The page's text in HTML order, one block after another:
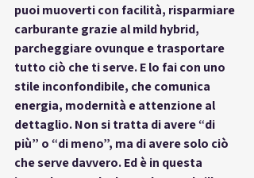
puoi muoverti con facilità, risparmiare
carburante grazie al mild hybrid,
parcheggiare ovunque e trasportare
tutto ciò che ti serve. E lo fai con uno
stile inconfondibile, che comunica
energia, modernità e attenzione al
dettaglio. Non si tratta di avere “di
più” o “di meno”, ma di avere solo ciò
che serve davvero. Ed è in questa